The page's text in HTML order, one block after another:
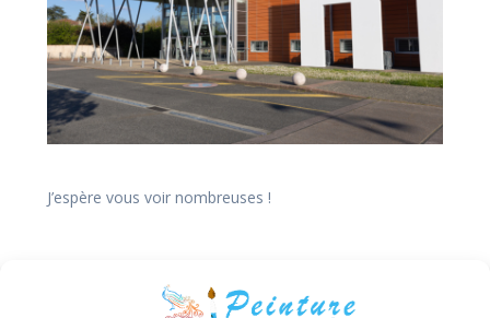
J’espère vous voir nombreuses !
Évelyne et Danielle